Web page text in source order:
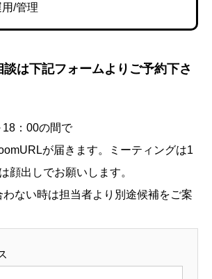
/管理
談は下記フォームよりご予約下さ
18：00の間で
が届きます。ミーティングは1
顔出しでお願いします。
ない時は担当者より別途候補をご案